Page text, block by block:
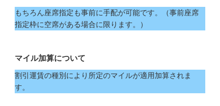
もちろん座席指定も事前に手配が可能です。（事前座席
指定枠に空席がある場合に限ります。）
マイル加算について
割引運賃の種別により所定のマイルが適用加算されま
す。